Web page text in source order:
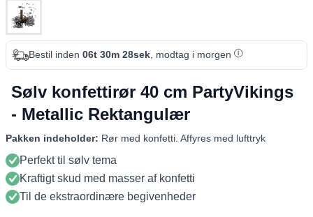
Bestil inden 06t 30m 28sek, modtag i morgen
Sølv konfettirør 40 cm PartyVikings
- Metallic Rektangulær
Pakken indeholder: Rør med konfetti. Affyres med lufttryk
Perfekt til sølv tema
Kraftigt skud med masser af konfetti
Til de ekstraordinære begivenheder